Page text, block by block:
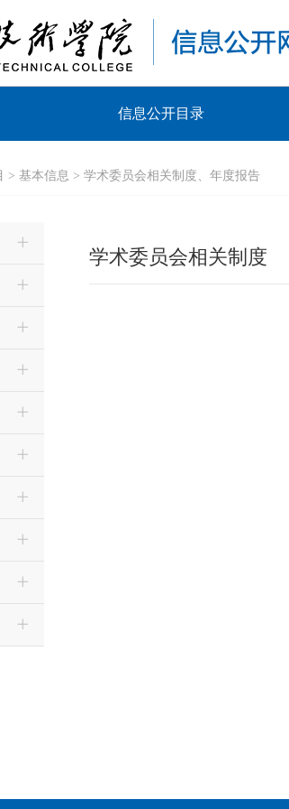
信息公开目录
> 基本信息 > 学术委员会相关制度、年度报告
学术委员会相关制度